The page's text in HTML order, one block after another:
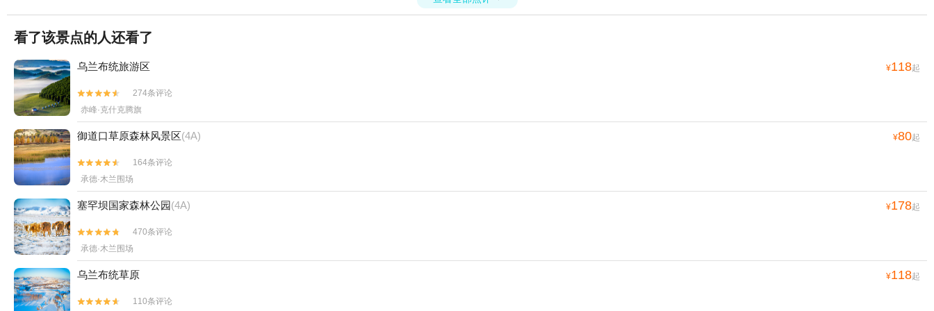
看了该景点的人还看了
乌兰布统旅游区 ¥118起


274条评论
赤峰·克什克腾旗
御道口草原森林风景区(4A) ¥80起


164条评论
承德·木兰围场
塞罕坝国家森林公园(4A) ¥178起


470条评论
承德·木兰围场
乌兰布统草原 ¥118起

 110条评论